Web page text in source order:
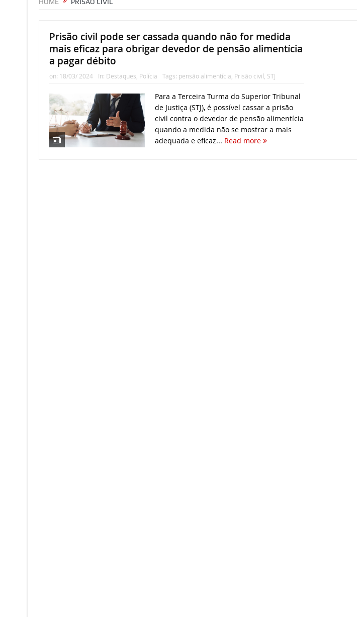
Prisão civil pode ser cassada quando não for medida
mais eficaz para obrigar devedor de pensão alimentícia
a pagar débito
on: 18/03/ 2024 In: Destaques Polícia Tags: pensão alimentícia Prisão civil STJ
​Para a Terceira Turma do Superior Tribunal
de Justiça (STJ), é possível cassar a prisão
civil contra o devedor de pensão alimentícia
quando a medida não se mostrar a mais
adequada e eficaz... Read more